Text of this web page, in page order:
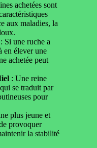
achetées sont
aux maladies, la
: Si une ruche a
en élever une
achetée peut
: Une reine
se traduit par
pour
plus jeune et
provoquer
la stabilité